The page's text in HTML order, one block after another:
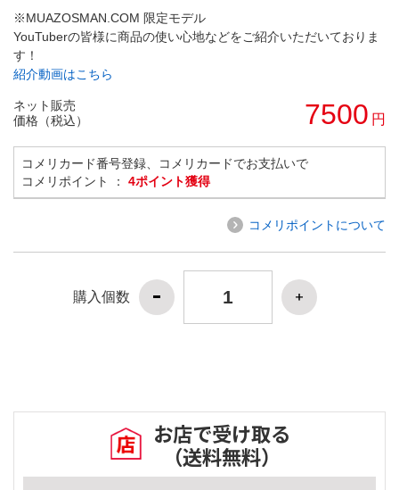
※MUAZOSMAN.COM 限定モデル
YouTuberの皆様に商品の使い心地などをご紹介いただいておりま
す！
紹介動画はこちら
ネット販売
価格（税込）
7500 円
コメリカード番号登録、コメリカードでお支払いで
コメリポイント ： 4ポイント獲得
コメリポイントについて
購入個数
お店で受け取る
（送料無料）